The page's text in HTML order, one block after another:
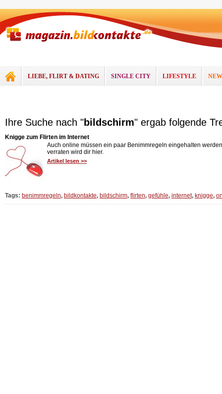
LIEBE, FLIRT & DATING SINGLE CITY LIFESTYLE
Ihre Suche nach "bildschirm" ergab folgende
Knigge zum Flirten im Internet
Auch online müssen ein paar Benimmregeln eingehalten
verraten wird dir hier.
Artikel lesen >>
Tags: benimmregeln, bildkontakte, bildschirm, flirten, gefühle, internet, knigge,